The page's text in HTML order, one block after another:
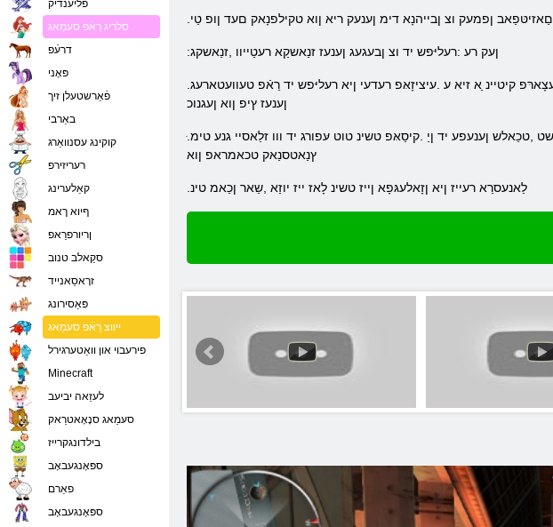
.םַאזיטּפַאב ןפמעק וצ ןבייהנָא דימ ןענעק ריא ןוא טקילפנָאק םעד ןופ טַי
:ןעק רע :רעליּפש יד וצ ןבעגעג ןענעז זנַאשקַא רעטַייוו ,זנַאשקג
ןענעז ץיפ ןוא ןעגנוכ
.ּפַארט ילדעד ַא ןיא םיא ןעיצוצ ןוא טנַייפ יד ןגָארטרַאפ וצ רעסעב ץעגר .ןישַאמ רעַייפ-ךיג ַא וצ ןפָאוו ליטש יד גניגנַאשט ,טכַאלש ןענעפע יד ןַי .קיסַאּפ טשינ טוט עּפורג יד ווו זלַאסיי גנע טימ
ץנַאטסנַאק טכאמראפ ןוא
.לַאנעסרַא רעייז ןיא ןזָאלעגּפָא ןייז טשינ לָאז ייז יוזַא ,שַאר ןכַאמ טינ
פליענדיק
סלריג רַאֿפ סעמַאג
דרעֿפ
פּאָני
פֿאַרשטעלן זיך
באַרבי
קוקינג עסנוואַרג
רעריזירפ
קאַלערינג
ףיוא ךאמ
ןריורפרַאפ
סקַאלב טנוב
זרָאסַאנייד
פּאַסירונג
ייווצ רַאֿפ סעמַאג
פירעבוי און וואַטערגירל
Minecraft
לעזַאה יביעב
סעמַאג סנָאָאטרַאק
בילדונגקרייז
ספּאָנגעבאָב
פאַרם
ספּאָנגעבאָב